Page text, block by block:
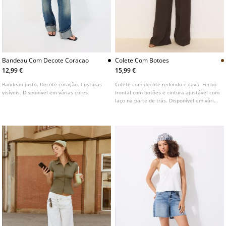
Bandeau Com Decote Coracao
12,99 €
Bandeau justo. Decote coração. Costuras
visíveis. Disponível em várias cores.
Colete Com Botoes
15,99 €
Colete com decote redondo e cava. Fecho
frontal com botões e cintura ajustável com
laço na parte de trás. Disponível em várias